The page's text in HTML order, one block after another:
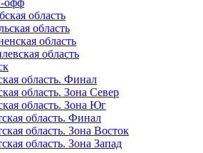
офф
область
область
область
область
область. Финал
область. Зона Север
область. Зона Юг
область. Финал
область. Зона Восток
область. Зона Запад